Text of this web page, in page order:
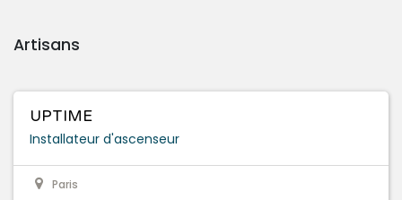
Artisans
UPTIME
Installateur d'ascenseur
Paris